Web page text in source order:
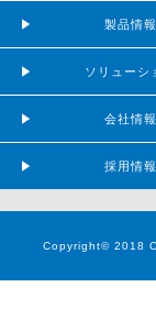
製品情報
ソリューシ
会社情報
採用情報
Copyright© 2018